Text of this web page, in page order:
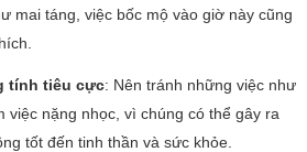
mai táng, việc bốc mộ vào giờ này cũng
tính tiêu cực: Nên tránh những việc như
việc nặng nhọc, vì chúng có thể gây ra
tốt đến tinh thần và sức khỏe.